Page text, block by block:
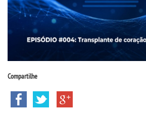
LICENCIATURAS
TECNOLÓGICOS
INSCREVA-SE
Compartilhe